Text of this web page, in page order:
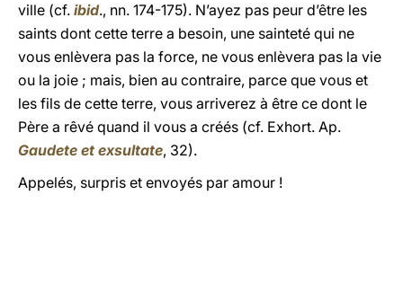
ville (cf. ibid., nn. 174-175). N’ayez pas peur d’être les
saints dont cette terre a besoin, une sainteté qui ne
vous enlèvera pas la force, ne vous enlèvera pas la vie
ou la joie ; mais, bien au contraire, parce que vous et
les fils de cette terre, vous arriverez à être ce dont le
Père a rêvé quand il vous a créés (cf. Exhort. Ap.
Gaudete et exsultate, 32).
Appelés, surpris et envoyés par amour !